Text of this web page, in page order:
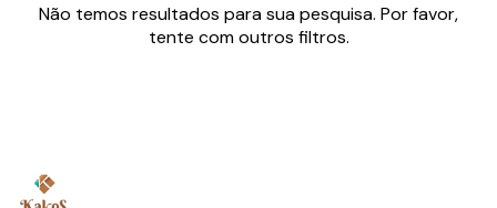
Não temos resultados para sua pesquisa. Por favor,
tente com outros filtros.